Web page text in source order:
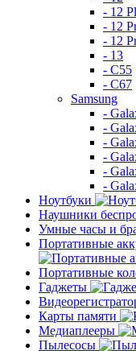
- 12
- 12
- 12
- 13
- C55
- C67
Samsung
-
-
-
-
-
-
Ноутбуки
Наушники
Умные часы и
Портативные
Портативные
Гаджеты
Карты памяти
Медиаплееры
Пылесосы